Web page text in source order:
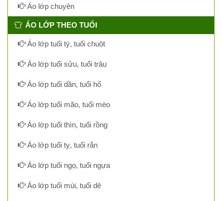
Áo lớp chuyên
ÁO LỚP THEO TUỔI
Áo lớp tuổi tý, tuổi chuột
Áo lớp tuổi sửu, tuổi trâu
Áo lớp tuổi dần, tuổi hổ
Áo lớp tuổi mão, tuổi mèo
Áo lớp tuổi thìn, tuổi rồng
Áo lớp tuổi tỵ, tuổi rắn
Áo lớp tuổi ngọ, tuổi ngựa
Áo lớp tuổi mùi, tuổi dê